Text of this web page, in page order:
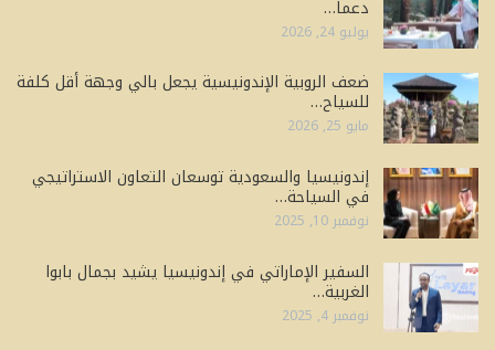
دعماً…
يوليو 24, 2026
ضعف الروبية الإندونيسية يجعل بالي وجهة أقل كلفة
للسياح…
مايو 25, 2026
إندونيسيا والسعودية توسعان التعاون الاستراتيجي
في السياحة…
نوفمبر 10, 2025
السفير الإماراتي في إندونيسيا يشيد بجمال بابوا
الغربية…
نوفمبر 4, 2025